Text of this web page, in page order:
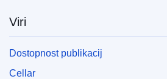
Viri
Dostopnost publikacij
Cellar